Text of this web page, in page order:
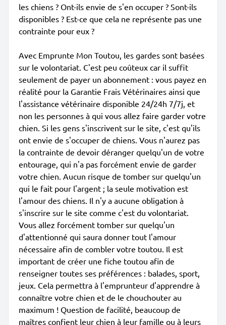
les chiens ? Ont-ils envie de s'en occuper ? Sont-ils
disponibles ? Est-ce que cela ne représente pas une
contrainte pour eux ?
Avec Emprunte Mon Toutou, les gardes sont basées
sur le volontariat. C'est peu coûteux car il suffit
seulement de payer un abonnement : vous payez en
réalité pour la Garantie Frais Vétérinaires ainsi que
l'assistance vétérinaire disponible 24/24h 7/7j, et
non les personnes à qui vous allez faire garder votre
chien. Si les gens s'inscrivent sur le site, c'est qu'ils
ont envie de s'occuper de chiens. Vous n'aurez pas
la contrainte de devoir déranger quelqu'un de votre
entourage, qui n'a pas forcément envie de garder
votre chien. Aucun risque de tomber sur quelqu'un
qui le fait pour l'argent ; la seule motivation est
l'amour des chiens. Il n'y a aucune obligation à
s'inscrire sur le site comme c'est du volontariat.
Vous allez forcément tomber sur quelqu'un
d'attentionné qui saura donner tout l'amour
nécessaire afin de combler votre toutou. Il est
important de créer une fiche toutou afin de
renseigner toutes ses préférences : balades, sport,
jeux. Cela permettra à l'emprunteur d'apprendre à
connaître votre chien et de le chouchouter au
maximum ! Question de facilité, beaucoup de
maîtres confient leur chien à leur famille ou à leurs